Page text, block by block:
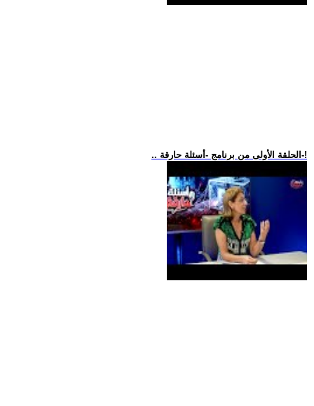
.. الحلقة الأولى من برنامج -أسئلة حارقة-!